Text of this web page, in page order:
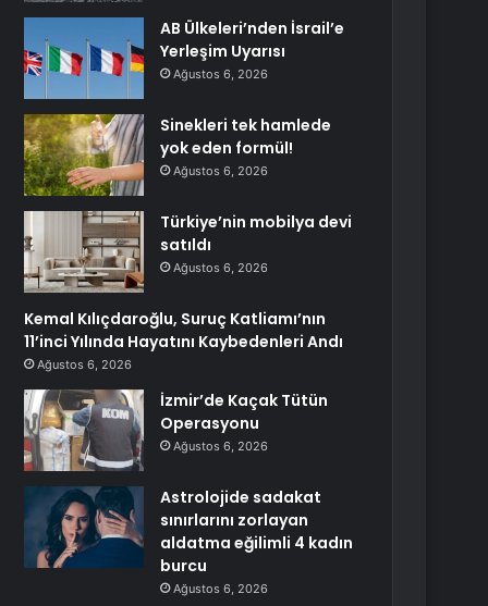
AB Ülkeleri’nden İsrail’e
Yerleşim Uyarısı
Ağustos 6, 2026
Sinekleri tek hamlede
yok eden formül!
Ağustos 6, 2026
Türkiye’nin mobilya devi
satıldı
Ağustos 6, 2026
Kemal Kılıçdaroğlu, Suruç Katliamı’nın
11’inci Yılında Hayatını Kaybedenleri Andı
Ağustos 6, 2026
İzmir’de Kaçak Tütün
Operasyonu
Ağustos 6, 2026
Astrolojide sadakat
sınırlarını zorlayan
aldatma eğilimli 4 kadın
burcu
Ağustos 6, 2026